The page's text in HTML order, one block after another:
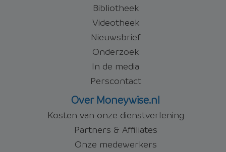
Bibliotheek
Videotheek
Nieuwsbrief
Onderzoek
In de media
Perscontact
Over Moneywise.nl
Kosten van onze dienstverlening
Partners & Affiliates
Onze medewerkers